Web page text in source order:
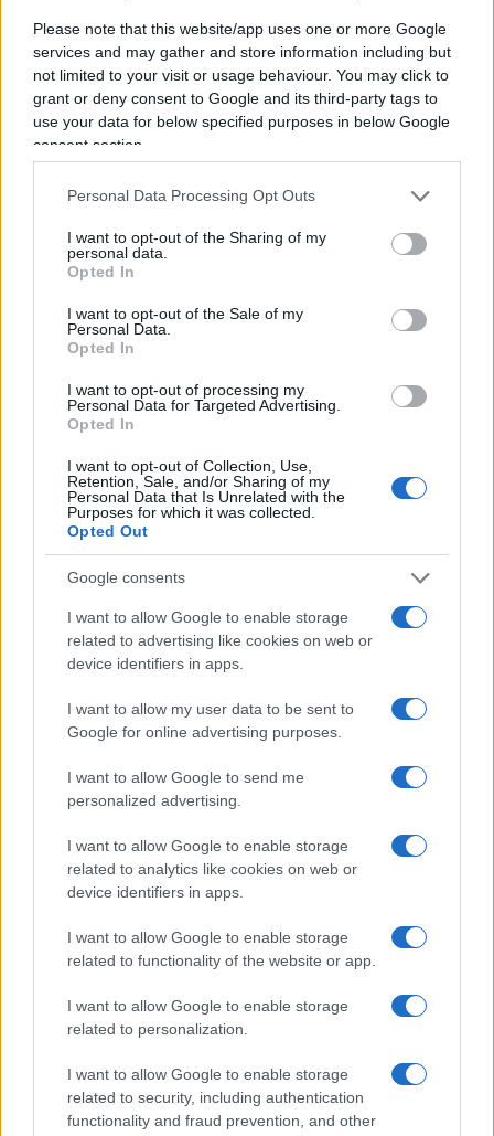
Please note that this website/app uses one or more Google
services and may gather and store information including but
not limited to your visit or usage behaviour. You may click to
grant or deny consent to Google and its third-party tags to
use your data for below specified purposes in below Google
consent section.
Personal Data Processing Opt Outs
I want to opt-out of the Sharing of my
personal data.
Opted In
I want to opt-out of the Sale of my
Personal Data.
Opted In
I want to opt-out of processing my
Personal Data for Targeted Advertising.
Opted In
I want to opt-out of Collection, Use,
Retention, Sale, and/or Sharing of my
Personal Data that Is Unrelated with the
Purposes for which it was collected.
Opted Out
Google consents
I want to allow Google to enable storage
related to advertising like cookies on web or
device identifiers in apps.
I want to allow my user data to be sent to
Google for online advertising purposes.
I want to allow Google to send me
personalized advertising.
I want to allow Google to enable storage
related to analytics like cookies on web or
device identifiers in apps.
I want to allow Google to enable storage
related to functionality of the website or app.
I want to allow Google to enable storage
related to personalization.
I want to allow Google to enable storage
related to security, including authentication
functionality and fraud prevention, and other
come è stato detto, in collegamento diretto con
l’ambasciatore Usa, facendoci così tornare
indietro agli anni ‘50 quando il Presidente
Eisenhower mandò a Roma Clare Boothe Luce
dopo il piano Marshall. Se gli ex Premier
Berlusconi e Renzi o qualcuno dei loro ministri si
Sante’ deIl Fattoe, ancora di più, Procure e
Consob avrebbero acceso non fari, ma falò per
giorni.
Tutto ciò non sarebbe successo se il
ministro
Gualtieri
Depositi e Prestiti una linea, anziché cercar
farfalle per mesi, come ha fatto per Autostrade. Le
conseguenze del Cda di Tim, con il rinvio a
settembre del fondo Kkr, sono drammatiche. I
fondi di investimento come Kkr o quello sovrano
di Singapore, che detiene l’8% di Atlantia, secondo
azionista dopo la famiglia Benetton, possiedono
una liquidità pari a 2.600 miliardi di dollari, un
valore di gran lunga superiore al Pil italiano.
Queste rilevanti risorse finanziarie possono
costituire un’importante opportunità per il nostro
come per altri Paesi, in continua concorrenza tra
risolvere svariati problemi, come la
ricapitalizzazione o il salvataggio di aziende in
e s’incrociano le telefonate di chi è pronto a
mollare il nostro Paese. Già alcune lettere di
vibrata protesta sono arrivate al governo italiano,
come quella di Tci ed Allianz. Nelle segrete stanze